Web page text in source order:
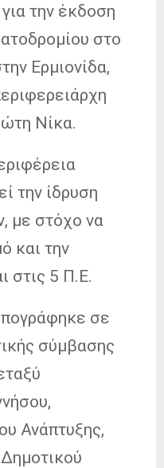
την έκδοση
στο
Ερμιονίδα,
Νίκα.
την ίδρυση
με στόχο να
και την
στις 5 Π.Ε.
σε
σύμβασης
Ανάπτυξης,